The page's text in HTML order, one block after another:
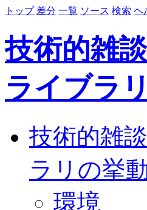
トップ 差分 一覧 ソース 検索 ヘ
技術的雑
ライブラ
技術的雑
ラリの挙
環境